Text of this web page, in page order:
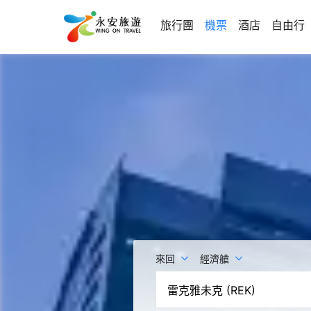
旅行團 機票 酒店 自由行
來回 經濟艙